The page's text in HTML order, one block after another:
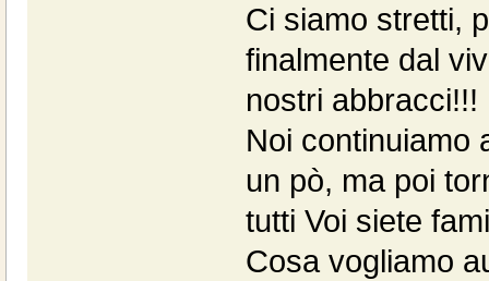
Ci siamo stretti,
finalmente dal
nostri abbracci!!!
Noi continuiamo
un pò, ma poi
tutti Voi siete
Cosa vogliamo